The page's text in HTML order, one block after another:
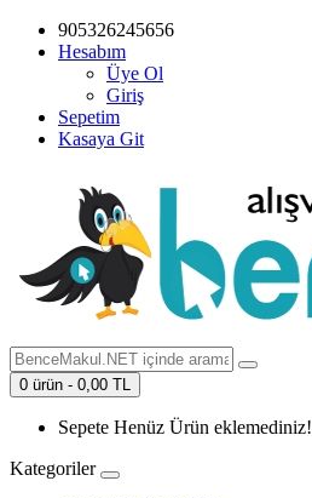
905326245656
Hesabım
Üye Ol
Giriş
Sepetim
Kasaya Git
0 ürün - 0,00 TL
Sepete Henüz Ürün eklemediniz!
Kategoriler